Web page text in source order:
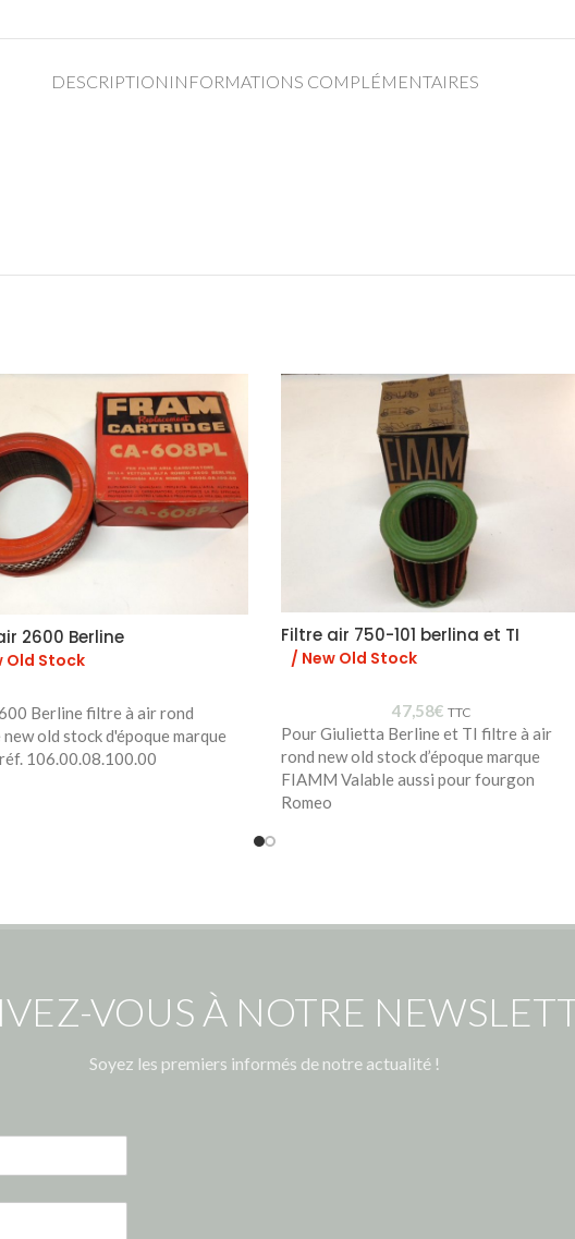
DESCRIPTION INFORMATIONS COMPLÉMENTAIRES
2600 Berline
Old Stock
Berline filtre à air rond
old stock d'époque marque
106.00.08.100.00
Filtre air 750-101 berlina et TI
/ New Old Stock
47,58€ TTC
Pour Giulietta Berline et TI filtre à air
rond new old stock d’époque marque
FIAMM Valable aussi pour fourgon
Romeo
VOUS À NOTRE
Soyez les premiers informés de notre actualité !